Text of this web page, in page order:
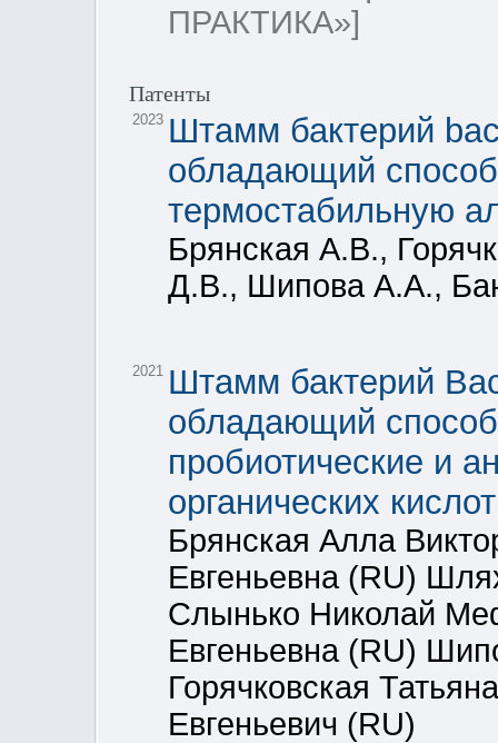
ПРАКТИКА»]
Патенты
2023 Штамм бактерий
обладающий
термостабильную
Брянская А.В.,
Д.В., Шипова А.А.,
2021 Штамм бактерий
обладающий
пробиотические и
органических кислот
Брянская Алла
Евгеньевна (RU)
Слынько Николай
Евгеньевна (RU)
Горячковская
Евгеньевич (RU)